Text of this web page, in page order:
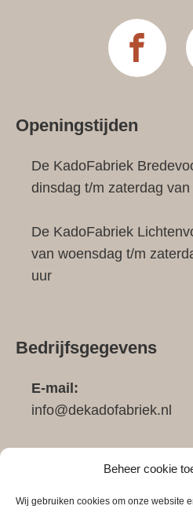
Beheer cookie
Wij gebruiken cookies om onze website
Openingstijden
De KadoFabriek
dinsdag t/m zaterdag
De KadoFabriek
van woensdag t/m
uur
Bedrijfsgegevens
E-mail:
info@dekadofabriek.nl
0683911148